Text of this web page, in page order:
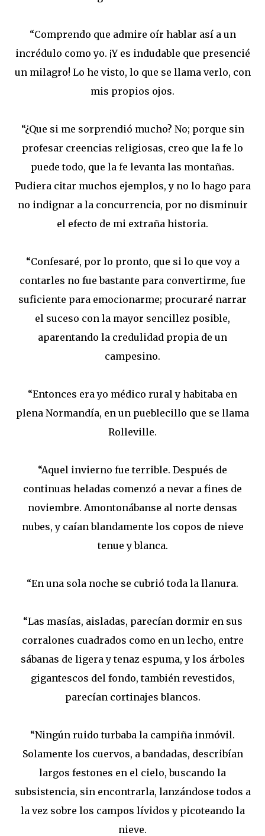
“Comprendo que admire oír hablar así a un
incrédulo como yo. ¡Y es indudable que presencié
un milagro! Lo he visto, lo que se llama verlo, con
mis propios ojos.
“¿Que si me sorprendió mucho? No; porque sin
profesar creencias religiosas, creo que la fe lo
puede todo, que la fe levanta las montañas.
Pudiera citar muchos ejemplos, y no lo hago para
no indignar a la concurrencia, por no disminuir
el efecto de mi extraña historia.
“Confesaré, por lo pronto, que si lo que voy a
contarles no fue bastante para convertirme, fue
suficiente para emocionarme; procuraré narrar
el suceso con la mayor sencillez posible,
aparentando la credulidad propia de un
campesino.
“Entonces era yo médico rural y habitaba en
plena Normandía, en un pueblecillo que se llama
Rolleville.
“Aquel invierno fue terrible. Después de
continuas heladas comenzó a nevar a fines de
noviembre. Amontonábanse al norte densas
nubes, y caían blandamente los copos de nieve
tenue y blanca.
“En una sola noche se cubrió toda la llanura.
“Las masías, aisladas, parecían dormir en sus
corralones cuadrados como en un lecho, entre
sábanas de ligera y tenaz espuma, y los árboles
gigantescos del fondo, también revestidos,
parecían cortinajes blancos.
“Ningún ruido turbaba la campiña inmóvil.
Solamente los cuervos, a bandadas, describían
largos festones en el cielo, buscando la
subsistencia, sin encontrarla, lanzándose todos a
la vez sobre los campos lívidos y picoteando la
nieve.